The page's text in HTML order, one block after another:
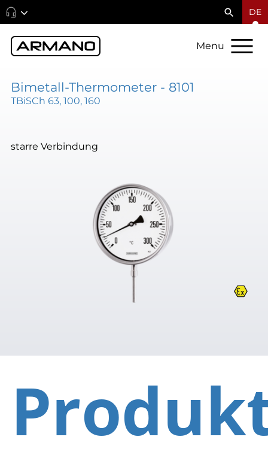
DE
Menu
Bimetall-Thermometer - 8101
TBiSCh 63, 100, 160
starre Verbindung